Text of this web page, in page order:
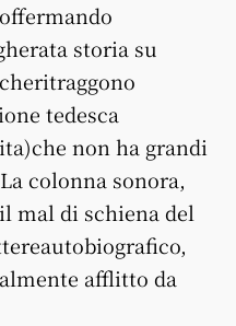
storia su
tedesca
non ha grandi
colonna sonora,
mal di schiena del
afflitto da